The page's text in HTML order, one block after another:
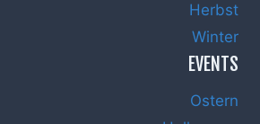
Herbst
Winter
EVENTS
Ostern